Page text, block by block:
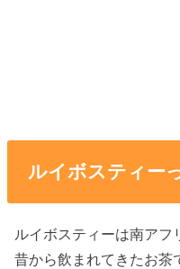
ルイボスティー
ルイボスティーは南アフ
昔から飲まれてきたお茶